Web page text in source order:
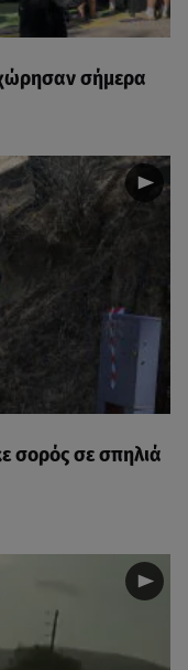
σήμερα
σορός σε σπηλιά